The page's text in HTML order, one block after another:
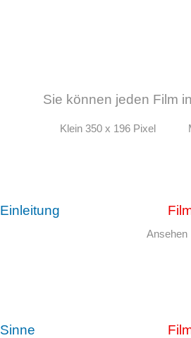
Sie können jeden Film
Klein 350 x 196 Pixel
Einleitung
Ansehen
Sinne